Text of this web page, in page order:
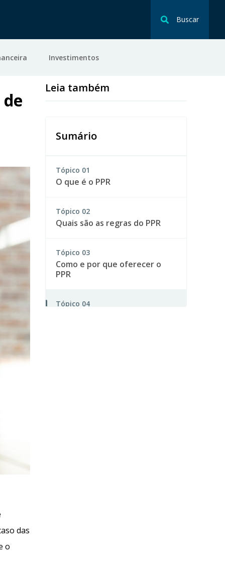
Buscar
Investimentos
das
o
Leia também
Sumário
Tópico 01
O que é o PPR
Tópico 02
Quais são as regras do PPR
Tópico 03
Como e por que oferecer o
PPR
Tópico 04